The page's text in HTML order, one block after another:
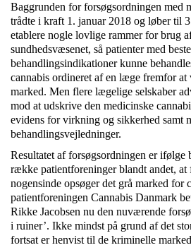
Baggrunden for forsøgsordningen med
trådte i kraft 1. januar 2018 og løber til
etablere nogle lovlige rammer for brug
sundhedsvæsenet, så patienter med
behandlingsindikationer kunne
cannabis ordineret af en læge fremfor
marked. Men flere lægelige selskaber
mod at udskrive den medicinske
evidens for virkning og sikkerhed samt
behandlingsvejledninger.
Resultatet af forsøgsordningen er ifølge
række patientforeninger blandt andet, at
nogensinde opsøger det grå marked for
patientforeningen Cannabis Danmark
Rikke Jacobsen nu den nuværende
i ruiner’. Ikke mindst på grund af det
fortsat er henvist til de kriminelle